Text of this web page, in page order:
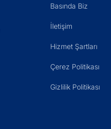
Basında Biz
İletişim
Hizmet Şartları
Çerez Politikası
Gizlilik Politikası